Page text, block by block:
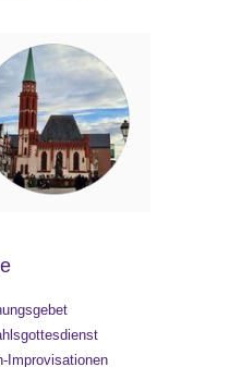
Improvisationen